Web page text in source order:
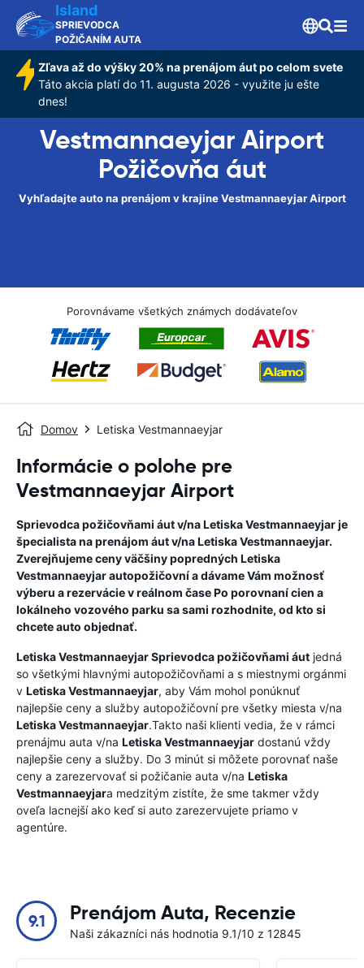
Island
SPRIEVODCA
POŽIČANÍM AUTA
Zľava až do výšky 20% na prenájom áut po celom svete
Táto akcia platí do 11. augusta 2026 - využite ju ešte
dnes!
Vestmannaeyjar Airport
Požičovňa áut
Vyhľadajte auto na prenájom v krajine Vestmannaeyjar Airport
Porovnávame všetkých známych dodávateľov
Domov Letiska Vestmannaeyjar
Informácie o polohe pre
Vestmannaeyjar Airport
Sprievodca požičovňami áut v/naLetiska Vestmannaeyjarje
špecialista na prenájom áut v/naLetiska Vestmannaeyjar.
Zverejňujeme ceny väčšiny popredných Letiska
Vestmannaeyjarautopožičovní a dávame Vám možnosť
výberu a rezervácie v reálnom čase Po porovnaní cien a
lokálneho vozového parku sa sami rozhodnite, od kto si
chcete auto objednať.
Letiska VestmannaeyjarSprievodca požičovňami áut jedná
so všetkými hlavnými autopožičovňami a s miestnymi orgánmi
v Letiska Vestmannaeyjar, aby Vám mohol ponúknuť
najlepšie ceny a služby autopožičovní pre všetky miesta v/na
Letiska Vestmannaeyjar.Takto naši klienti vedia, že v rámci
prenájmu auta v/na Letiska Vestmannaeyjar dostanú vždy
najlepšie ceny a služby. Do 3 minút si môžete porovnať naše
ceny a zarezervovať si požičanie auta v/na Letiska
Vestmannaeyjara medzitým zistíte, že sme takmer vždy
oveľa lacnejší ako keď si auto zarezervujete priamo v
agentúre.
9.1 Prenájom Auta, Recenzie
Naši zákazníci nás hodnotia 9.1/10 z 12845